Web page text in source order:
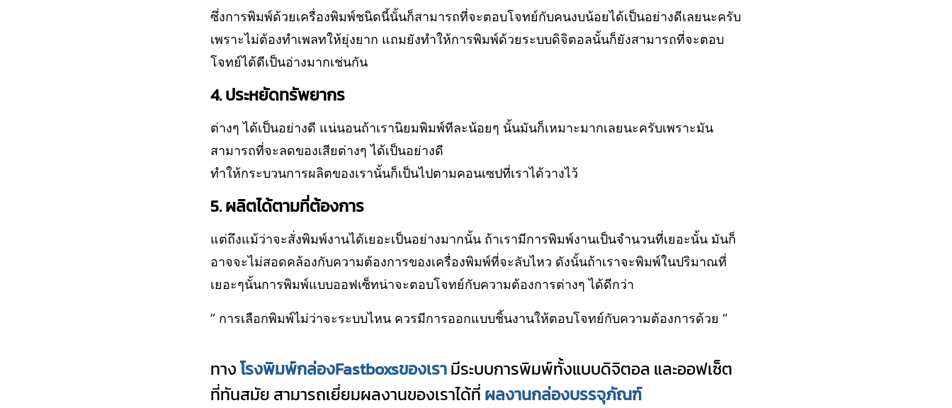
ซึ่งการพิมพ์ด้วยเครื่องพิมพ์ชนิดนี้นั้นก็สามารถที่จะตอบโจทย์กับคนงบน้อยได้เป็นอย่างดีเลยนะครับ
เพราะไม่ต้องทำเพลทให้ยุ่งยาก แถมยังทำให้การพิมพ์ด้วยระบบดิจิตอลนั้นก็ยังสามารถที่จะตอบ
โจทย์ได้ดีเป็นอ่างมากเช่นกัน
4. ประหยัดทรัพยากร
ต่างๆ ได้เป็นอย่างดี แน่นอนถ้าเรานิยมพิมพ์ทีละน้อยๆ นั้นมันก็เหมาะมากเลยนะครับเพราะมัน
สามารถที่จะลดของเสียต่างๆ ได้เป็นอย่างดี
ทำให้กระบวนการผลิตของเรานั้นก็เป็นไปตามคอนเซปที่เราได้วางไว้
5. ผลิตได้ตามที่ต้องการ
แต่ถึงแม้ว่าจะสั่งพิมพ์งานได้เยอะเป็นอย่างมากนั้น ถ้าเรามีการพิมพ์งานเป็นจำนวนที่เยอะนั้น มันก็
อาจจะไม่สอดคล้องกับความต้องการของเครื่องพิมพ์ที่จะลับไหว ดังนั้นถ้าเราจะพิมพ์ในปริมาณที่
เยอะๆนั้นการพิมพ์แบบออฟเซ็ทน่าจะตอบโจทย์กับความต้องการต่างๆ ได้ดีกว่า
” การเลือกพิมพ์ไม่ว่าจะระบบไหน ควรมีการออกแบบชิ้นงานให้ตอบโจทย์กับความต้องการด้วย “
ทางโรงพิมพ์กล่องFastboxsของเรามีระบบการพิมพ์ทั้งแบบดิจิตอล และออฟเซ็ต
ที่ทันสมัย สามารถเยี่ยมผลงานของเราได้ที่ ผลงานกล่องบรรจุภัณฑ์